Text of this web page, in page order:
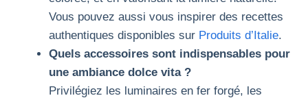
Vous pouvez aussi vous inspirer des recettes
authentiques disponibles sur Produits d’Italie.
Quels accessoires sont indispensables pour
une ambiance dolce vita ?
Privilégiez les luminaires en fer forgé, les